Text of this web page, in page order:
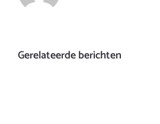
Gerelateerde berichten